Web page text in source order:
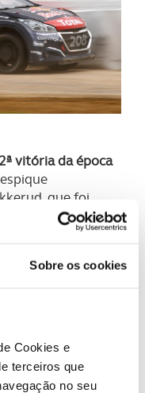
Sobre os cookies
Cookies e
terceiros que
no seu
vitória da época
que foi
Lap por parte
meias-finais,
Renaul Mégane
para a liderança
prova marcada